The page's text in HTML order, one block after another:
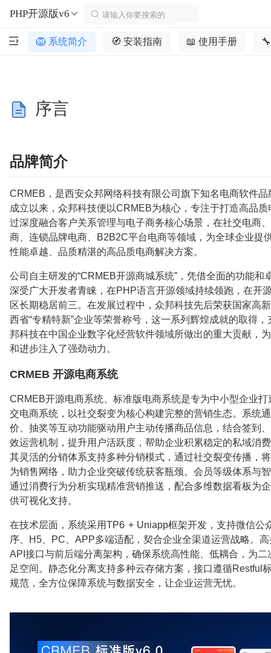
PHP开源版v6
🦁️ 系统简介 🧭 安装指南 📖 使用手册
序言
品牌简介
CRMEB，是西安众邦网络科技有限公司旗下知名电商软件
成立以来，众邦科技便以CRMEB为核心，专注于打造高品质
过深度融合客户关系管理与电子商务核心场景，在社交电商
商、连锁品牌电商、B2B2C平台电商等领域，为全球企业提
性能卓越、品质精湛的高品质电商解决方案。
公司自主研发的“CRMEB开源商城系统”，凭借全面的功能和
深受广大开发者青睐，在PHP语言开源领域持续领跑，在开
区长期稳居前三。在发展过程中，众邦科技先后荣获国家高
西省“专精特新”企业等荣誉称号，这一系列辉煌成就的取得
邦科技在中国企业数字化经营软件领域所做出的重大贡献，
和进步注入了强劲动力。
CRMEB 开源电商系统
CRMEB开源电商系统、标准版电商系统是专为中小型企业打
交电商系统，以社交裂变为核心构建完整的营销生态。系统
价、抽奖等互动功能驱动用户主动传播商品信息，结合签到
效运营机制，提升用户活跃度，帮助企业积累稳定的私域消
其灵活的分销体系支持多种分销模式，通过社交裂变传播，
为销售网络，助力企业突破传统获客瓶颈。会员等级体系与
通过消费行为分析实现精准营销推送，配合多维数据看板为
供可视化支持。
在技术层面，系统采用TP6 + Uniapp框架开发，支持微信公
序、H5、PC、APP多端适配，契合企业全渠道运营战略。
API接口与前后端分离架构，确保系统高性能、低耦合，为二
足空间。静态化分离支持多种云存储方案，接口遵循Restful
规范，全方位保障系统与数据安全，让企业运营无忧。